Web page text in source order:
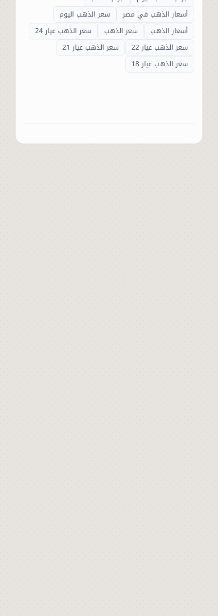
أسعار الذهب في مصر
سعر الذهب اليوم
أسعار الذهب
سعر الذهب
سعر الذهب عيار 24
سعر الذهب عيار 22
سعر الذهب عيار 21
سعر الذهب عيار 18